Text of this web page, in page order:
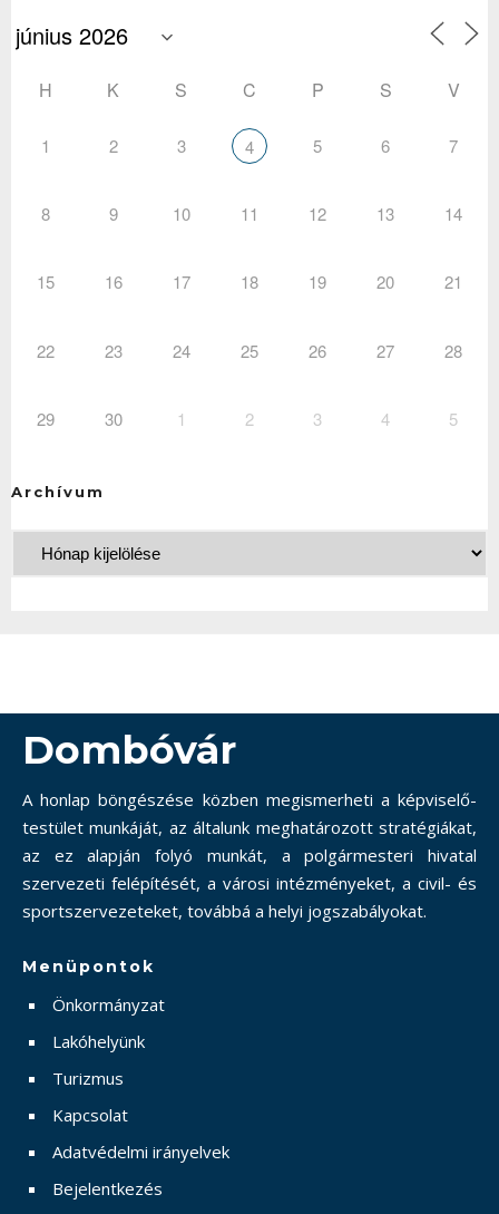
H K S C P S V
1 2 3 4 5 6 7
8 9 10 11 12 13 14
15 16 17 18 19 20 21
22 23 24 25 26 27 28
29 30 1 2 3 4 5
Archívum
Dombóvár
A honlap böngészése közben megismerheti a képviselő-
testület munkáját, az általunk meghatározott stratégiákat,
az ez alapján folyó munkát, a polgármesteri hivatal
szervezeti felépítését, a városi intézményeket, a civil- és
sportszervezeteket, továbbá a helyi jogszabályokat.
Menüpontok
Önkormányzat
Lakóhelyünk
Turizmus
Kapcsolat
Adatvédelmi irányelvek
Bejelentkezés